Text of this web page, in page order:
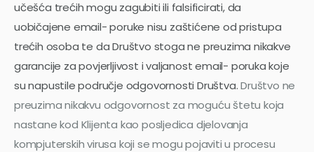
učešća trećih mogu zagubiti ili falsificirati, da
uobičajene email- poruke nisu zaštićene od pristupa
trećih osoba te da Društvo stoga ne preuzima nikakve
garancije za povjerljivost i valjanost email- poruka koje
su napustile područje odgovornosti Društva.Društvo ne
preuzima nikakvu odgovornost za moguću štetu koja
nastane kod Klijenta kao posljedica djelovanja
kompjuterskih virusa koji se mogu pojaviti u procesu